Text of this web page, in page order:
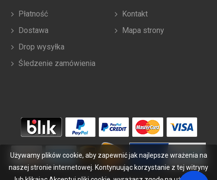
Płatność
Dostawa
Drop wysyłka
Śledzenie zamówienia
Kontakt
Mapa strony
Używamy plików cookie, aby zapewnić jak najlepsze wrażenia na
naszej stronie internetowej. Kontynuując korzystanie z tej witryny